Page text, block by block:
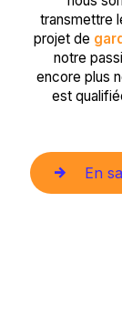
transmettre
projet de
notre
encore plus
est
En